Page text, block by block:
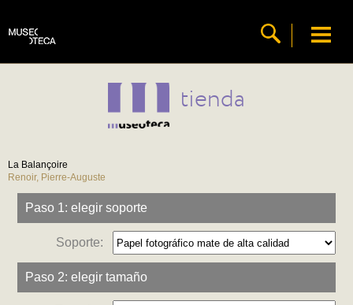
tienda
La Balançoire
Renoir, Pierre-Auguste
Paso 1: elegir soporte
Soporte:
Paso 2: elegir tamaño